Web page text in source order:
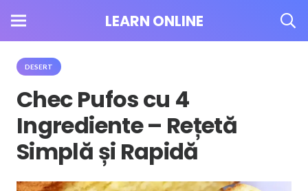
LEARN ONLINE
DESERT
Chec Pufos cu 4
Ingrediente – Rețetă
Simplă și Rapidă